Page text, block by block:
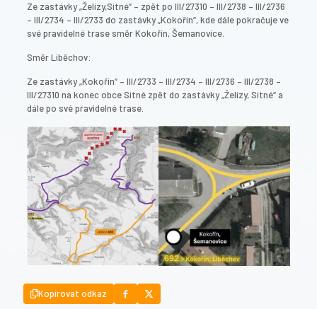
Ze zastávky „Želízy,Sitné“ – zpět po III/27310 – III/2738 – III/2736
– III/2734 – III/2733 do zastávky „Kokořín“, kde dále pokračuje ve
své pravidelné trase směr Kokořín, Šemanovice.
Směr Liběchov:
Ze zastávky „Kokořín“ – III/2733 – III/2734 – III/2736 – III/2738 –
III/27310 na konec obce Sitné zpět do zastávky „Želízy, Sitné“ a
dále po své pravidelné trase.
Kopírovat odkaz